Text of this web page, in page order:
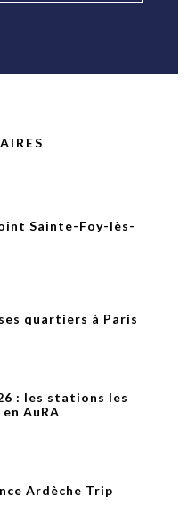
Sainte-Foy-lès-
quartiers à Paris
: les stations les
AuRA
Ardèche Trip